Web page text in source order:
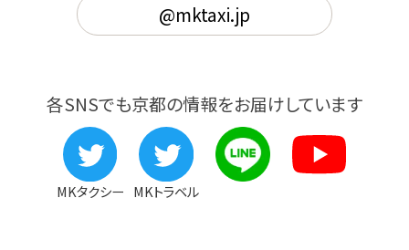
@mktaxi.jp
各SNSでも京都の情報をお届けしています
MKタクシー MKトラベル